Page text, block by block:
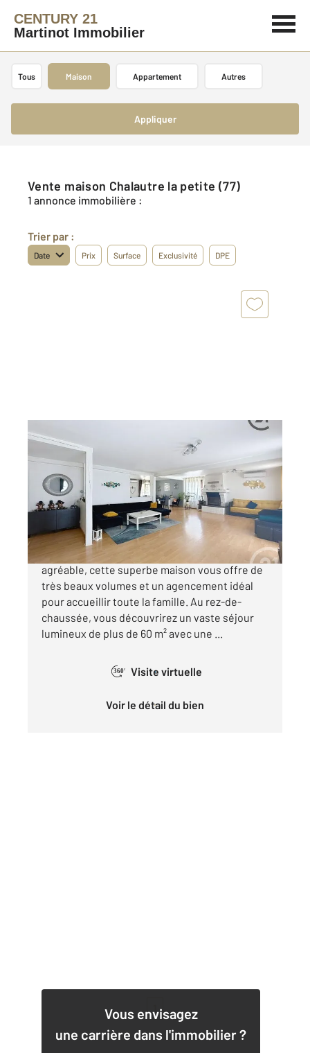
CENTURY 21
Martinot Immobilier
Tous Maison Appartement Autres
Appliquer
Vente maison Chalautre la petite (77)
1 annonce immobilière :
Trier par :
Date Prix Surface Exclusivité DPE
CHALAUTRE LA PETITE 77
164,50 m2 , 7 pièces
Ref : 49473
Maison à vendre
260 000 €
Située dans un environnement calme et
agréable, cette superbe maison vous offre de
très beaux volumes et un agencement idéal
pour accueillir toute la famille. Au rez-de-
chaussée, vous découvrirez un vaste séjour
lumineux de plus de 60 m² avec une ...
360° Visite virtuelle
Voir le détail du bien
Vous envisagez
une carrière dans l'immobilier ?